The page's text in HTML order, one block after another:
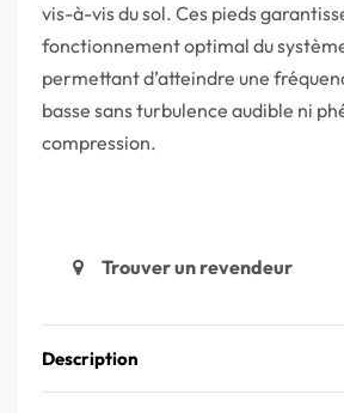
vis-à-vis du sol. Ces pieds
fonctionnement optimal du
permettant d’atteindre une
basse sans turbulence audible ni
compression.
Trouver un revendeur
Description